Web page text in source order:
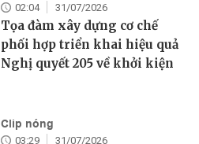
02:04 31/07/2026
Tọa đàm xây dựng cơ chế
phối hợp triển khai hiệu quả
Nghị quyết 205 về khởi kiện
Clip nóng
03:29 31/07/2026